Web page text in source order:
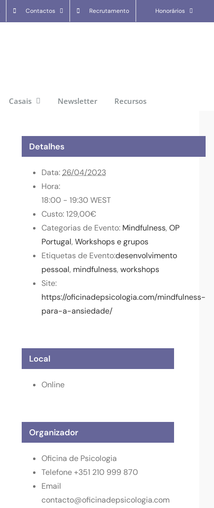
Contactos Recrutamento Honorários
Casais Newsletter Recursos
Detalhes
Data: 26/04/2023
Hora:
18:00 - 19:30WEST
Custo: 129,00€
Categorias de Evento: Mindfulness,OP
Portugal,Workshops e grupos
Etiquetas de Evento:desenvolvimento
pessoal, mindfulness,workshops
Site:
https://oficinadepsicologia.com/mindfulness-
para-a-ansiedade/
Local
Online
Organizador
Oficina de Psicologia
Telefone+351 210 999 870
Email
contacto@oficinadepsicologia.com